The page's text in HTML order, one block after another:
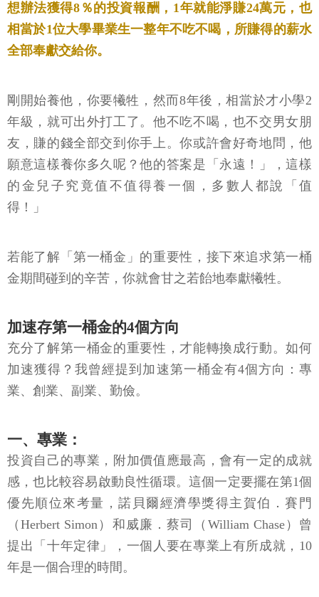
想辦法獲得8％的投資報酬，1年就能淨賺24萬元，也
相當於1位大學畢業生一整年不吃不喝，所賺得的薪水
全部奉獻交給你。
剛開始養他，你要犧牲，然而8年後，相當於才小學2
年級，就可出外打工了。他不吃不喝，也不交男女朋
友，賺的錢全部交到你手上。你或許會好奇地問，他
願意這樣養你多久呢？他的答案是「永遠！」，這樣
的金兒子究竟值不值得養一個，多數人都說「值
得！」
若能了解「第一桶金」的重要性，接下來追求第一桶
金期間碰到的辛苦，你就會甘之若飴地奉獻犧牲。
加速存第一桶金的4個方向
充分了解第一桶金的重要性，才能轉換成行動。如何
加速獲得？我曾經提到加速第一桶金有4個方向：專
業、創業、副業、勤儉。
一、專業：
投資自己的專業，附加價值應最高，會有一定的成就
感，也比較容易啟動良性循環。這個一定要擺在第1個
優先順位來考量，諾貝爾經濟學獎得主賀伯．賽門
（Herbert Simon）和威廉．蔡司（William Chase）曾
提出「十年定律」，一個人要在專業上有所成就，10
年是一個合理的時間。